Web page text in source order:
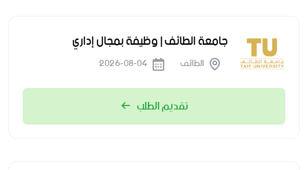
جامعة الطائف | وظيفة بمجال إداري
الطائف
تقديم الطلب